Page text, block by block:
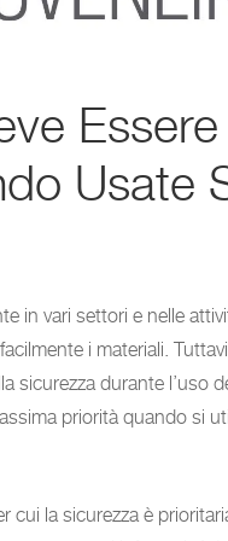
Usate
in vari settori e nelle
i materiali.
sicurezza durante l’uso
priorità quando si
cui la sicurezza è